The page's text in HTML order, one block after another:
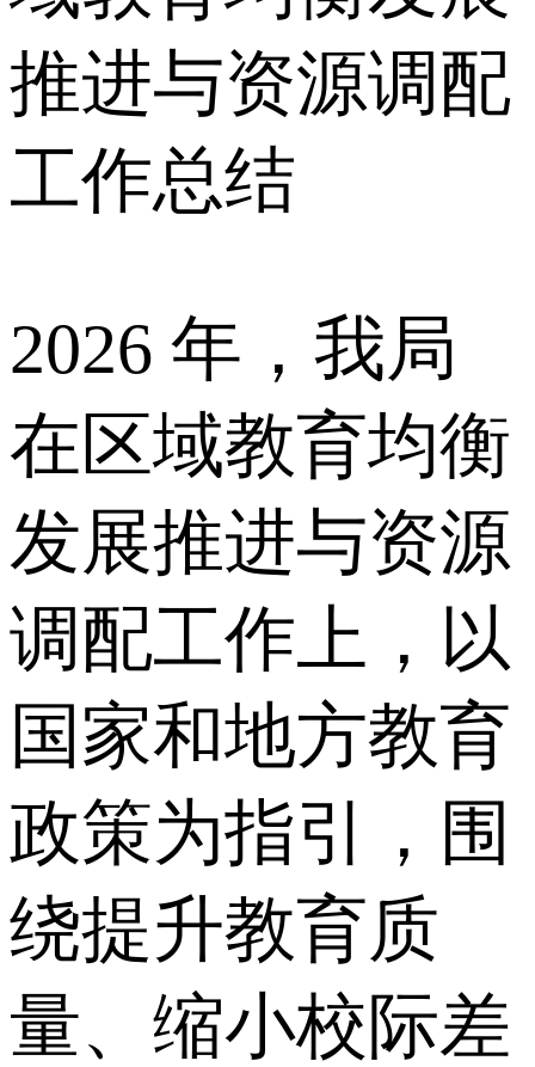
推进与资源调配
工作总结
2026 年，我局
在区域教育均衡
发展推进与资源
调配工作上，以
国家和地方教育
政策为指引，围
绕提升教育质
量、缩小校际差